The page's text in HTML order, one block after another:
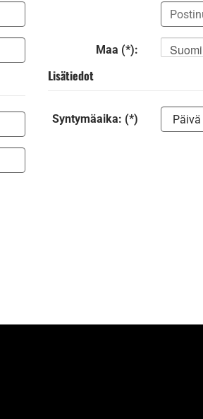
Maa (*): Suomi
Lisätiedot
Syntymäaika: (*)